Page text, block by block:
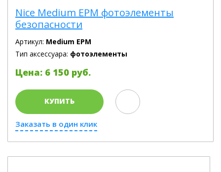
Nice Medium EPM фотоэлементы
безопасности
Артикул: Medium EPM
Тип аксессуара: фотоэлементы
Цена: 6 150 руб.
КУПИТЬ
Заказать в один клик